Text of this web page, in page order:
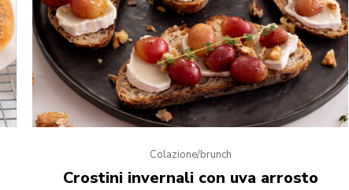
Colazione/brunch
Crostini invernali con uva arrosto